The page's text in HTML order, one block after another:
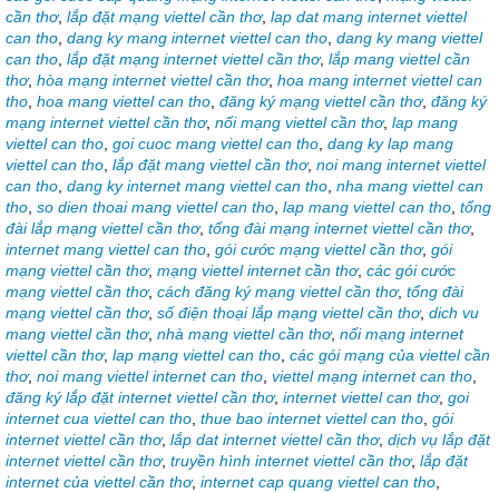
cần thơ, lắp đặt mạng viettel cần thơ, lap dat mang internet viettel
can tho dang ky mang internet viettel can tho dang ky mang viettel
can tho lắp đặt mạng internet viettel cần thơ, lắp mang viettel cần
thơ, hòa mạng internet viettel cần thơ, hoa mang internet viettel can
tho hoa mang viettel can tho đăng ký mạng viettel cần thơ, đăng ký
mạng internet viettel cần thơ, nối mạng viettel cần thơ, lap mang
viettel can tho goi cuoc mang viettel can tho dang ky lap mang
viettel can tho lắp đặt mang viettel cần thơ, noi mang internet viettel
can tho dang ky internet mang viettel can tho nha mang viettel can
tho so dien thoai mang viettel can tho lap mang viettel can tho tổng
đài lắp mạng viettel cần thơ, tổng đài mạng internet viettel cần thơ,
internet mang viettel can tho gói cước mạng viettel cần thơ, gói
mạng viettel cần thơ, mạng viettel internet cần thơ, các gói cước
mạng viettel cần thơ, cách đăng ký mạng viettel cần thơ, tổng đài
mạng viettel cần thơ, số điện thoại lắp mạng viettel cần thơ, dich vu
mang viettel cần thơ, nhà mạng viettel cần thơ, nối mạng internet
viettel cần thơ, lap mạng viettel can tho các gói mạng của viettel cần
thơ, noi mang viettel internet can tho viettel mạng internet can tho
đăng ký lắp đặt internet viettel cần thơ, internet viettel can thơ, goi
internet cua viettel can tho thue bao internet viettel can tho gói
internet viettel cần thơ, lắp dat internet viettel cần thơ, dịch vụ lắp đặt
internet viettel cần thơ, truyền hình internet viettel cần thơ, lắp đặt
internet của viettel cần thơ, internet cap quang viettel can tho